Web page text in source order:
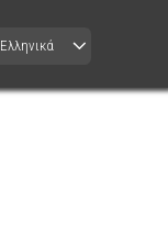
Ελληνικά